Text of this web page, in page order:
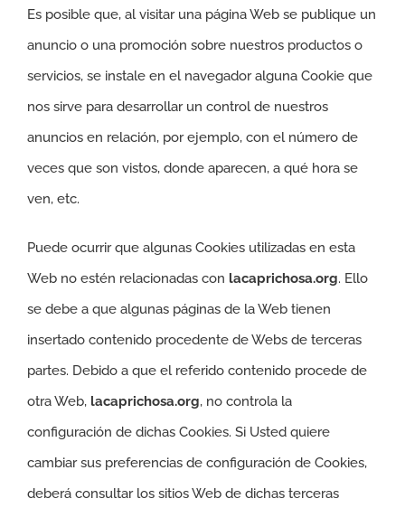
Es posible que, al visitar una página Web se publique un
anuncio o una promoción sobre nuestros productos o
servicios, se instale en el navegador alguna Cookie que
nos sirve para desarrollar un control de nuestros
anuncios en relación, por ejemplo, con el número de
veces que son vistos, donde aparecen, a qué hora se
ven, etc.
Puede ocurrir que algunas Cookies utilizadas en esta
Web no estén relacionadas con lacaprichosa.org. Ello
se debe a que algunas páginas de la Web tienen
insertado contenido procedente de Webs de terceras
partes. Debido a que el referido contenido procede de
otra Web, lacaprichosa.org, no controla la
configuración de dichas Cookies. Si Usted quiere
cambiar sus preferencias de configuración de Cookies,
deberá consultar los sitios Web de dichas terceras